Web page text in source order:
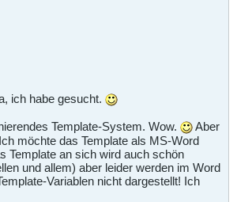
ich habe gesucht.
Template-System. Wow.
Aber
möchte das Template als MS-Word
Template an sich wird auch schön
und allem) aber leider werden im Word
Variablen nicht dargestellt! Ich